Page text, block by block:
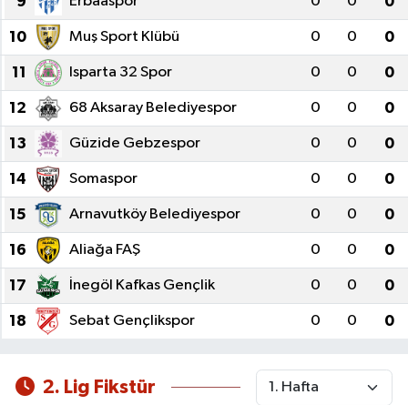
10 Muş Sport Klübü 0 0 0
11 Isparta 32 Spor 0 0 0
12 68 Aksaray Belediyespor 0 0 0
13 Güzide Gebzespor 0 0 0
14 Somaspor 0 0 0
15 Arnavutköy Belediyespor 0 0 0
16 Aliağa FAŞ 0 0 0
17 İnegöl Kafkas Gençlik 0 0 0
18 Sebat Gençlikspor 0 0 0
2. Lig Fikstür